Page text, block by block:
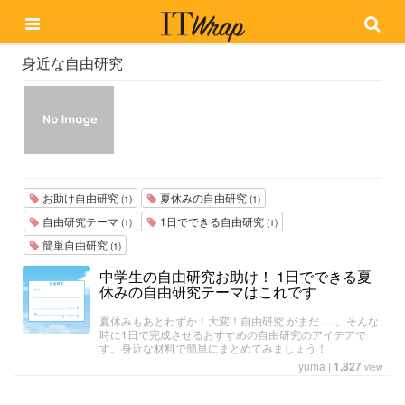
身近な自由研究
お助け自由研究 (1) 夏休みの自由研究 (1)
自由研究テーマ (1) 1日でできる自由研究 (1)
簡単自由研究 (1)
中学生の自由研究お助け！ 1日でできる夏
休みの自由研究テーマはこれです
夏休みもあとわずか！大変！自由研究.がまだ......。そんな
時に1日で完成させるおすすめの自由研究のアイデアで
す。身近な材料で簡単にまとめてみましょう！
yuma | 1,827 view